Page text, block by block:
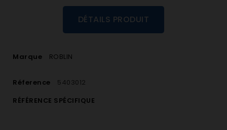
DÉTAILS PRODUIT
Marque ROBLIN
Réference 5403012
RÉFÉRENCE SPÉCIFIQUE